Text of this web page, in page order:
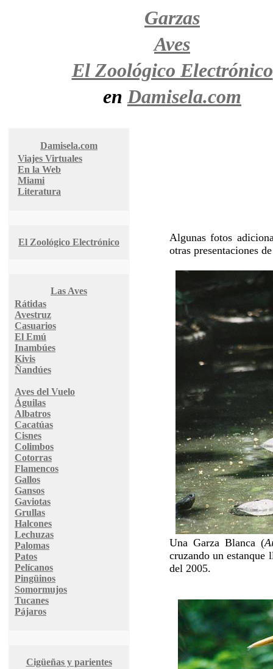
Garzas
Aves
El Zoológico Electrónico
en Damisela.com
Damisela.com
Viajes Virtuales
En la Web
Miami
Literatura
El Zoológico Electrónico
Las Aves
Rátidas
Avestruz
Casuarios
El Emú
Inambúes
Kivis
Ñandúes
Aves del Vuelo
Águilas
Albatros
Cacatúas
Cisnes
Colimbos
Cotorras
Flamencos
Gallos
Gansos
Gaviotas
Grullas
Halcones
Lechuzas
Palomas
Patos
Pelícanos
Pingüinos
Somormujos
Tucanes
Pájaros
Cigüeñas y parientes
Algunas fotos
otras presentaciones
Una Garza Blanca (
cruzando un estanque
del 2005.